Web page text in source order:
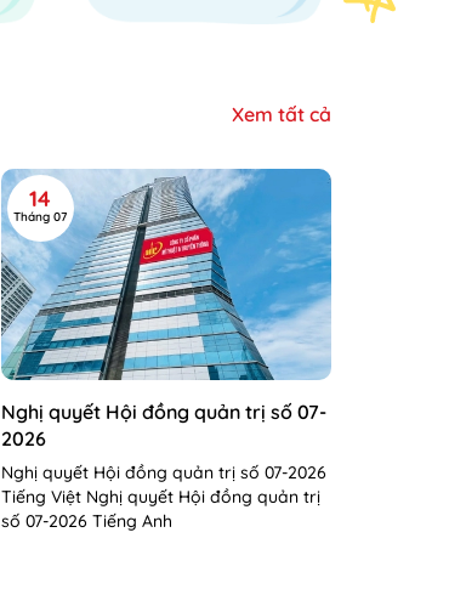
Xem tất cả
14
Tháng 07
Nghị quyết Hội đồng quản trị số 07-
2026
Nghị quyết Hội đồng quản trị số 07-2026
Tiếng Việt Nghị quyết Hội đồng quản trị
số 07-2026 Tiếng Anh